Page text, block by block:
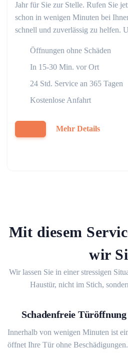
Jahr für Sie zur Stelle. Rufen Sie
schon in wenigen Minuten bei
schnell und zuverlässig zu helfen.
Öffnungen ohne Schäden
In 15-30 Min. vor Ort
24 Std. Service an 365 Tagen
Kostenlose Anfahrt
Mehr Details
Mit diesem
wir
Wir lassen Sie in einer stressigen
Haustür, nicht im Stich,
Schadenfreie Türöffnung
Innerhalb von wenigen Minuten ist
öffnet Ihre Tür ohne Beschädigungen.